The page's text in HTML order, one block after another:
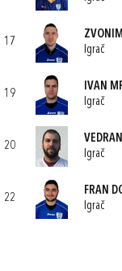
17
Igrač
19
IVAN
Igrač
20
Igrač
22
FRAN
Igrač